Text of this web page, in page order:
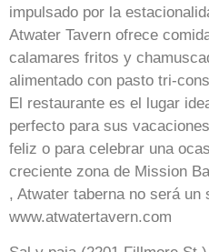
impulsado por la
Atwater Tavern ofrece
calamares fritos y
alimentado con pasto tri-
El restaurante es el lugar
perfecto para sus
feliz o para celebrar una
creciente zona de Mission
, Atwater taberna no será
www.atwatertavern.com